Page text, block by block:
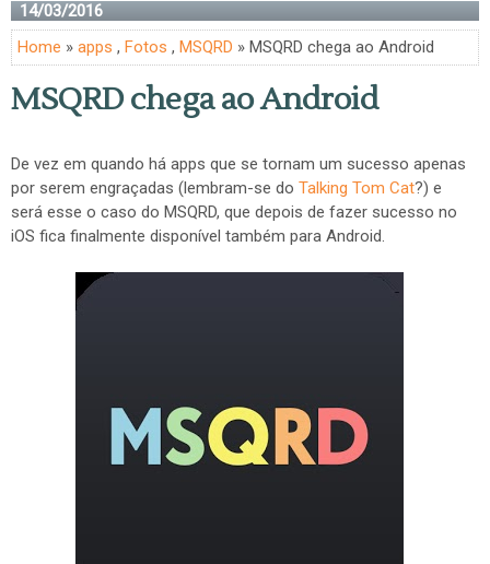
14/03/2016
Home » apps , Fotos , MSQRD » MSQRD chega ao Android
MSQRD chega ao Android
De vez em quando há apps que se tornam um sucesso apenas
por serem engraçadas (lembram-se do Talking Tom Cat?) e
será esse o caso do MSQRD, que depois de fazer sucesso no
iOS fica finalmente disponível também para Android.